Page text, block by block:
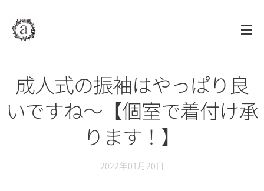
成人式の振袖はやっぱり良
いですね〜【個室で着付け承
ります！】
2022年01月20日